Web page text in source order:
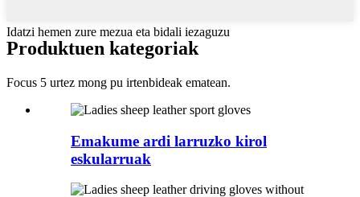
Idatzi hemen zure mezua eta bidali iezaguzu
Produktuen kategoriak
Focus 5 urtez mong pu irtenbideak ematean.
Emakume ardi larruzko kirol
eskularruak